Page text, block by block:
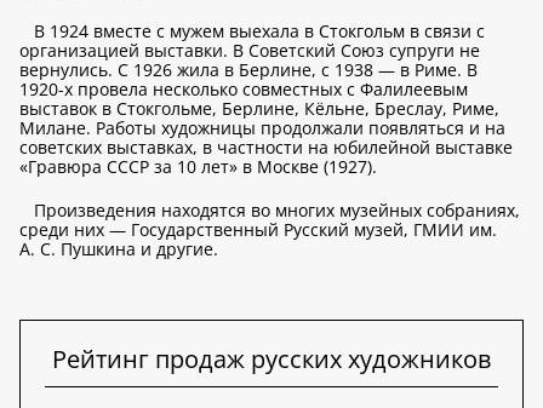
В 1924 вместе с мужем выехала в Стокгольм в связи с
организацией выставки. В Советский Союз супруги не
вернулись. С 1926 жила в Берлине, с 1938 — в Риме. В
1920-х провела несколько совместных с Фалилеевым
выставок в Стокгольме, Берлине, Кёльне, Бреслау, Риме,
Милане. Работы художницы продолжали появляться и на
советских выставках, в частности на юбилейной выставке
«Гравюра СССР за 10 лет» в Москве (1927).
Произведения находятся во многих музейных собраниях,
среди них — Государственный Русский музей, ГМИИ им.
А. С. Пушкина и другие.
Рейтинг продаж русских художников